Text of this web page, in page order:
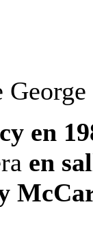
en
en